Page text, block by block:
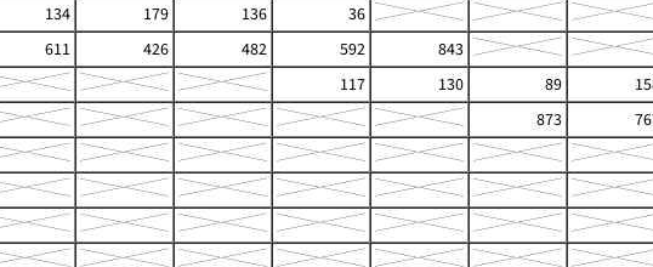
134 179 136
36
611 426 482 592
843
117 130 89
873